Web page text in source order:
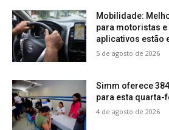
Mobilidade:
para motoristas
aplicativos estão
5 de agosto de 2026
Simm oferece
para esta quarta-
4 de agosto de 2026